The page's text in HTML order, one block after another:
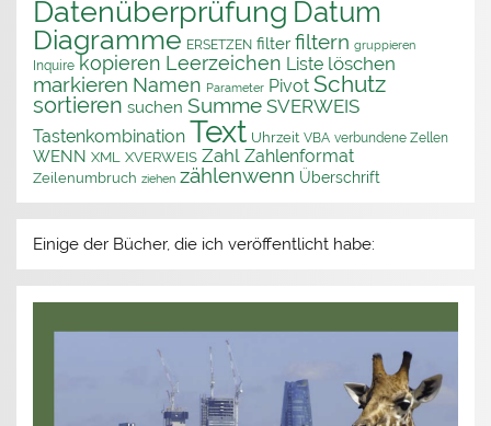
Datenüberprüfung Datum
Diagramme ERSETZEN filter filtern gruppieren
Inquire kopieren Leerzeichen Liste löschen
markieren Namen Parameter Pivot Schutz
sortieren suchen Summe SVERWEIS
Tastenkombination Text Uhrzeit VBA verbundene Zellen
WENN XML XVERWEIS Zahl Zahlenformat
Zeilenumbruch ziehen zählenwenn Überschrift
Einige der Bücher, die ich veröffentlicht habe: